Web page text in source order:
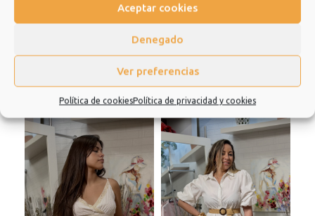
Aceptar cookies
Denegado
Ver preferencias
Política de cookiesPolítica de privacidad y cookies
Información adicional
Productos relacionados